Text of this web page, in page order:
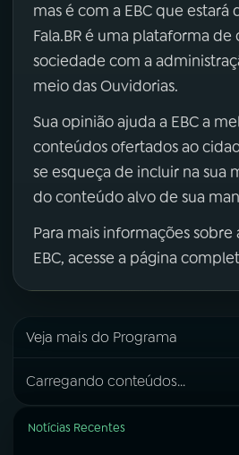
mas é com a EBC que estará
Fala.BR é uma plataforma
sociedade com a
meio das Ouvidorias.
Sua opinião ajuda a EBC a
conteúdos ofertados ao
se esqueça de incluir na sua
do conteúdo alvo de sua
Para mais informações sobre
EBC, acesse a página
Veja mais do Programa
Carregando conteúdos...
Notícias Recentes